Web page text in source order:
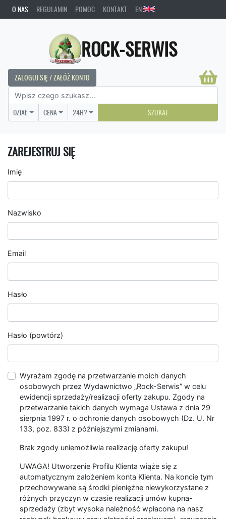
O NAS REGULAMIN POMOC KONTAKT EN
ROCK-SERWIS
ZALOGUJ SIĘ / ZAŁÓŻ KONTO
DZIAŁ CENA 24H? SZUKAJ
ZAREJESTRUJ SIĘ
Imię
Nazwisko
Email
Hasło
Hasło (powtórz)
Wyrażam zgodę na przetwarzanie moich danych
osobowych przez Wydawnictwo „Rock-Serwis” w celu
ewidencji sprzedaży/realizacji oferty zakupu. Zgody na
przetwarzanie takich danych wymaga Ustawa z dnia 29
sierpnia 1997 r. o ochronie danych osobowych (Dz. U. Nr
133, poz. 833) z późniejszymi zmianami.
Brak zgody uniemożliwia realizację oferty zakupu!
UWAGA! Utworzenie Profilu Klienta wiąże się z
automatycznym założeniem konta Klienta. Na koncie tym
przechowywane są środki pieniężne niewykorzystane z
różnych przyczyn w czasie realizacji umów kupna-
sprzedaży (zbyt wysoka należność wpłacona na nasz